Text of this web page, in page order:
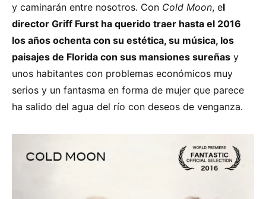
y caminarán entre nosotros. Con Cold Moon, el
director Griff Furst ha querido traer hasta el 2016
los años ochenta con su estética, su música, los
paisajes de Florida con sus mansiones sureñas y
unos habitantes con problemas económicos muy
serios y un fantasma en forma de mujer que parece
ha salido del agua del río con deseos de venganza.